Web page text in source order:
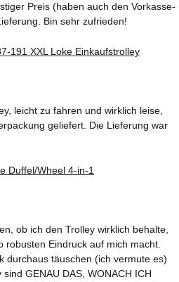
Preis (haben auch den Vorkasse-
Bin sehr zufrieden!
leicht zu fahren und wirklich leise,
geliefert. Die Lieferung war
ob ich den Trolley wirklich behalte,
robusten Eindruck auf mich macht.
durchaus täuschen (ich vermute es)
GENAU DAS, WONACH ICH